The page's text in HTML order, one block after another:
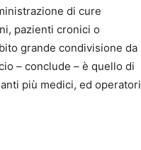
di cure
pazienti cronici o
grande condivisione da
– conclude – è quello di
più medici, ed operatori